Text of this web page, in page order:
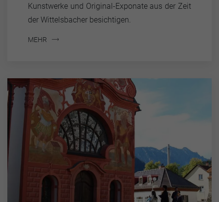
Kunstwerke und Original-Exponate aus der Zeit
der Wittelsbacher besichtigen.
MEHR